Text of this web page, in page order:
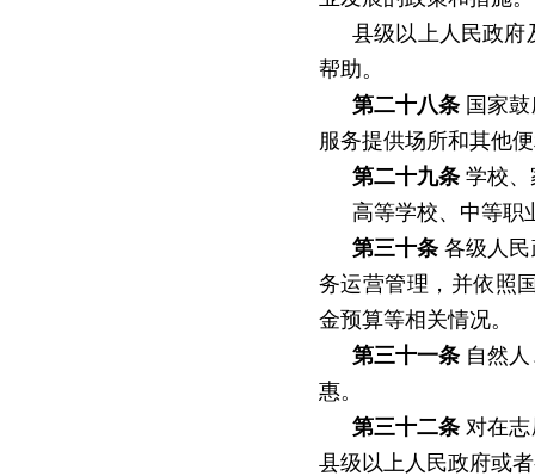
县级以上人民政府
帮助。
第二十八条 国家
服务提供场所和其他
第二十九条 学校
高等学校、中等职
第三十条 各级人
务运营管理，并依照
金预算等相关情况。
第三十一条 自然
惠。
第三十二条 对在
县级以上人民政府或